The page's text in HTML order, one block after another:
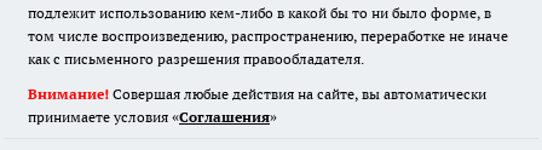
подлежит использованию кем-либо в какой бы то ни было форме, в
том числе воспроизведению, распространению, переработке не иначе
как с письменного разрешения правообладателя.
Внимание! Совершая любые действия на сайте, вы автоматически
принимаете условия «Cоглашения»